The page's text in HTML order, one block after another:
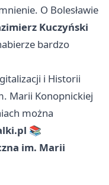
O Bolesławie
Kuczyński
bardzo
i Historii
Marii Konopnickiej
można
📚
im. Marii